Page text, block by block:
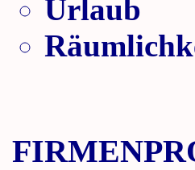
Urlaub